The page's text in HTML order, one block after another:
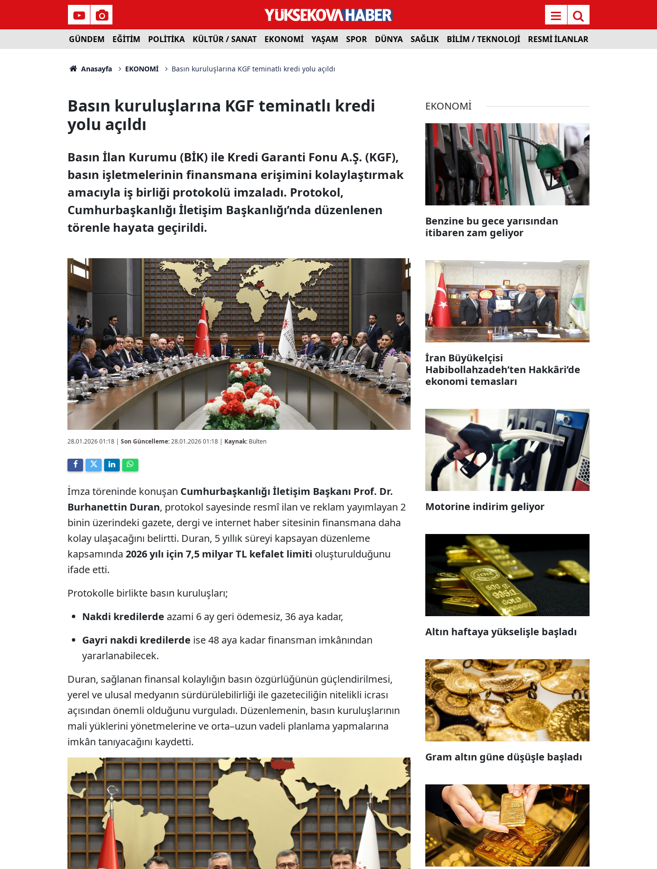
GÜNDEM EĞİTİM POLİTİKA KÜLTÜR / SANAT EKONOMİ YAŞAM SPOR DÜNYA SAĞLIK BİLİM / TEKNOLOJİ RESMİ İLANLAR
Anasayfa EKONOMİ Basın kuruluşlarına KGF teminatlı kredi yolu açıldı
Basın kuruluşlarına KGF teminatlı kredi
yolu açıldı
Basın İlan Kurumu (BİK) ile Kredi Garanti Fonu A.Ş. (KGF),
basın işletmelerinin finansmana erişimini kolaylaştırmak
amacıyla iş birliği protokolü imzaladı. Protokol,
Cumhurbaşkanlığı İletişim Başkanlığı’nda düzenlenen
törenle hayata geçirildi.
28.01.2026 01:18 | Son Güncelleme:28.01.2026 01:18 | Kaynak: Bülten
İmza töreninde konuşan Cumhurbaşkanlığı İletişim Başkanı Prof. Dr.
Burhanettin Duran, protokol sayesinde resmî ilan ve reklam yayımlayan 2
binin üzerindeki gazete, dergi ve internet haber sitesinin finansmana daha
kolay ulaşacağını belirtti. Duran, 5 yıllık süreyi kapsayan düzenleme
kapsamında 2026 yılı için 7,5 milyar TL kefalet limiti oluşturulduğunu
ifade etti.
Protokolle birlikte basın kuruluşları;
Nakdi kredilerde azami 6 ay geri ödemesiz, 36 aya kadar,
Gayri nakdi kredilerde ise 48 aya kadar finansman imkânından
yararlanabilecek.
Duran, sağlanan finansal kolaylığın basın özgürlüğünün güçlendirilmesi,
yerel ve ulusal medyanın sürdürülebilirliği ile gazeteciliğin nitelikli icrası
açısından önemli olduğunu vurguladı. Düzenlemenin, basın kuruluşlarının
mali yüklerini yönetmelerine ve orta–uzun vadeli planlama yapmalarına
imkân tanıyacağını kaydetti.
EKONOMİ
Benzine bu gece yarısından
itibaren zam geliyor
İran Büyükelçisi
Habibollahzadeh’ten Hakkâri’de
ekonomi temasları
Motorine indirim geliyor
Altın haftaya yükselişle başladı
Gram altın güne düşüşle başladı